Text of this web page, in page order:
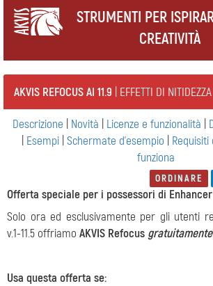
STRUMENTI PER
CREATIVITÀ
AKVIS REFOCUS AI 11.9 | EFFETTI DI
Descrizione Novità Licenze e funzionalità
Esempi| Schermate d'esempio
funziona
ORDINARE
Offerta speciale per i possessori di Enhancer
Solo ora ed esclusivamente per gli utenti
v.1-11.5 offriamo AKVIS Refocus gratuitamente
Usa questa offerta se: